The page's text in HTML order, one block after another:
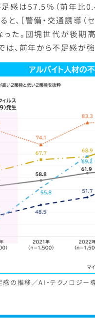
感は57.5％（前年比
、［警備・交通誘導（
った。団塊世代が後
は、前年から不足感が強
感の推移／AI・テクノロジ